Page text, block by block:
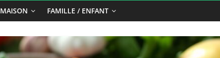
MAISON FAMILLE / ENFANT